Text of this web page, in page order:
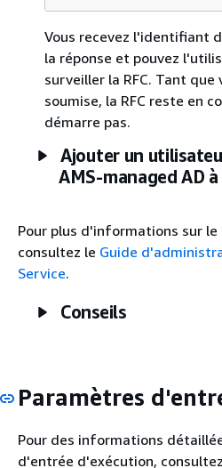
Vous recevez l'identifiant
la réponse et pouvez
surveiller la RFC. Tant que
soumise, la RFC reste en
démarre pas.
Ajouter un
AMS-managed AD
Pour plus d'informations sur le
consultez le Guide
Service.
Conseils
Paramètres
Pour des informations
d'entrée d'exécution, consultez